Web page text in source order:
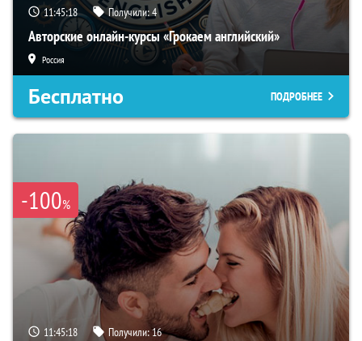
11:45:17 Получили:4
Авторские онлайн-курсы «Грокаем английский»
Россия
Бесплатно ПОДРОБНЕЕ
-100%
11:45:17 Получили:16